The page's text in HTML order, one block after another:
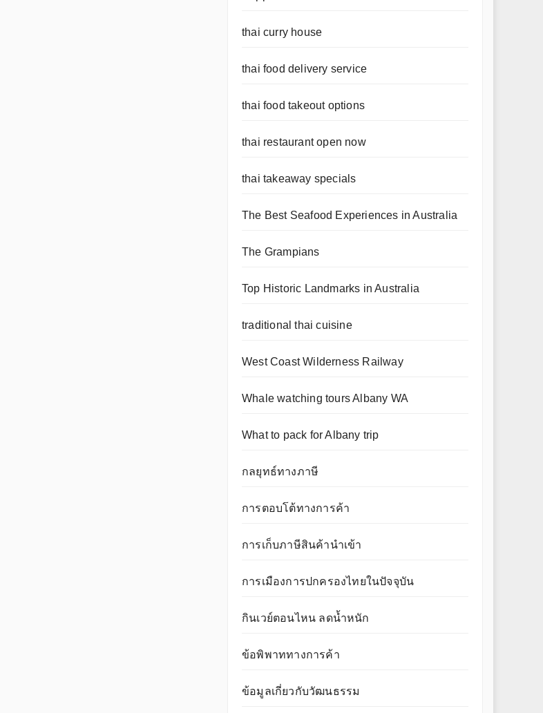
thai curry house
thai food delivery service
thai food takeout options
thai restaurant open now
thai takeaway specials
The Best Seafood Experiences in Australia
The Grampians
Top Historic Landmarks in Australia
traditional thai cuisine
West Coast Wilderness Railway
Whale watching tours Albany WA
What to pack for Albany trip
กลยุทธ์ทางภาษี
การตอบโต้ทางการค้า
การเก็บภาษีสินค้านำเข้า
การเมืองการปกครองไทยในปัจจุบัน
กินเวย์ตอนไหน ลดน้ำหนัก
ข้อพิพาททางการค้า
ข้อมูลเกี่ยวกับวัฒนธรรม